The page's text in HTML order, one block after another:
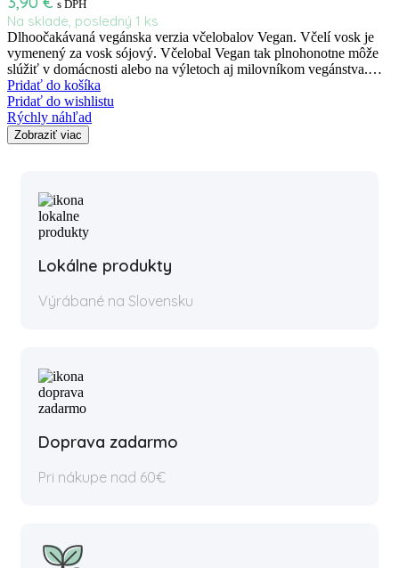
s DPH
Na sklade, posledný 1 ks
Dlhoočakávaná vegánska verzia včelobalov Vegan. Včelí vosk je
vymenený za vosk sójový. Včelobal Vegan tak plnohonotne môže
slúžiť v domácnosti alebo na výletoch aj milovníkom vegánstva.…
Pridať do košíka
Pridať do wishlistu
Rýchly náhľad
Zobraziť viac
Lokálne produkty
Výrábané na Slovensku
Doprava zadarmo
Pri nákupe nad 60€